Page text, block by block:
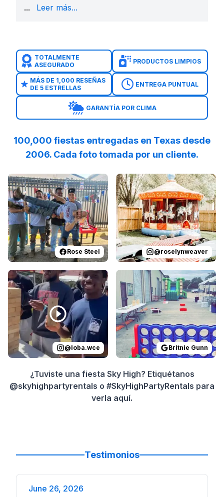
de entrega e instalación en Austin y San Antonio,
... Leer más...
TOTALMENTE
ASEGURADO
PRODUCTOS LIMPIOS
MÁS DE 1,000 RESEÑAS
DE 5 ESTRELLAS
ENTREGA PUNTUAL
GARANTÍA POR CLIMA
100,000 fiestas entregadas en Texas desde
2006. Cada foto tomada por un cliente.
Reviewed onFacebookby Rose Steel:Thank you all for
Rose Steel
Reviewed onInstagramby
@roselynweaver
Reviewed onInstagram by loba.wce:That’s a wrap
@loba.wce
Reviewed onGoogleReviews
Britnie Gunn
¿Tuviste una fiesta Sky High? Etiquétanos
@skyhighpartyrentals o #SkyHighPartyRentals para
verla aquí.
Testimonios
June 26, 2026